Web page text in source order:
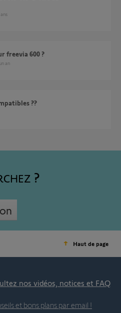
ans
freevia 600 ?
an
??
Haut de page
nos vidéos, notices et FAQ
et bons plans par email !